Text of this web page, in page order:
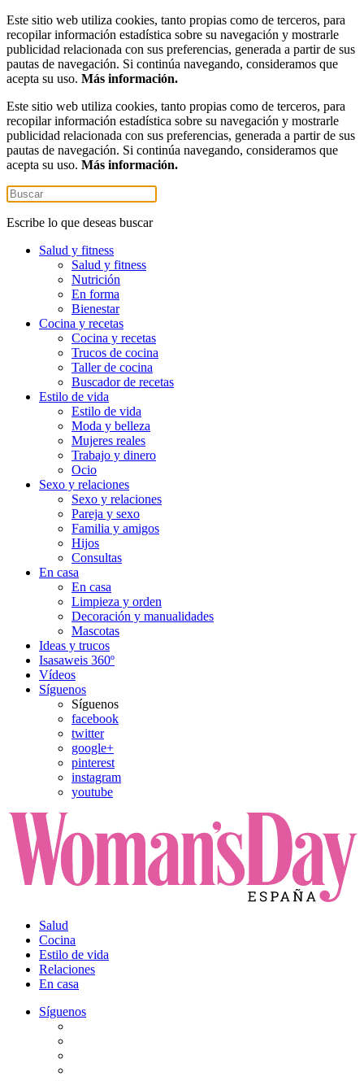
Este sitio web utiliza cookies, tanto propias como de terceros, para
recopilar información estadística sobre su navegación y mostrarle
publicidad relacionada con sus preferencias, generada a partir de sus
pautas de navegación. Si continúa navegando, consideramos que
acepta su uso. Más información.
Este sitio web utiliza cookies, tanto propias como de terceros, para
recopilar información estadística sobre su navegación y mostrarle
publicidad relacionada con sus preferencias, generada a partir de sus
pautas de navegación. Si continúa navegando, consideramos que
acepta su uso. Más información.
Escribe lo que deseas buscar
Salud y fitness
Salud y fitness
Nutrición
En forma
Bienestar
Cocina y recetas
Cocina y recetas
Trucos de cocina
Taller de cocina
Buscador de recetas
Estilo de vida
Estilo de vida
Moda y belleza
Mujeres reales
Trabajo y dinero
Ocio
Sexo y relaciones
Sexo y relaciones
Pareja y sexo
Familia y amigos
Hijos
Consultas
En casa
En casa
Limpieza y orden
Decoración y manualidades
Mascotas
Ideas y trucos
Isasaweis 360º
Vídeos
Síguenos
Síguenos
facebook
twitter
google+
pinterest
instagram
youtube
Salud
Cocina
Estilo de vida
Relaciones
En casa
Síguenos